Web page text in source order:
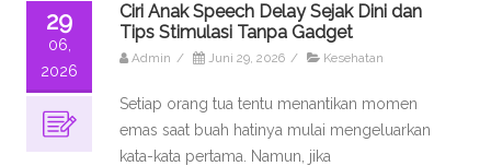
29
06,
2026
Ciri Anak Speech Delay Sejak Dini dan
Tips Stimulasi Tanpa Gadget
Admin / Juni 29, 2026 / Kesehatan
Setiap orang tua tentu menantikan momen
emas saat buah hatinya mulai mengeluarkan
kata-kata pertama. Namun, jika